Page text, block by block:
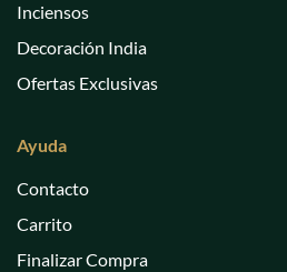
Inciensos
Decoración India
Ofertas Exclusivas
Ayuda
Contacto
Carrito
Finalizar Compra